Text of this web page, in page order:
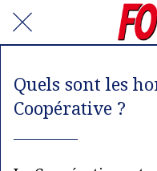
Quels sont les
Coopérative ?